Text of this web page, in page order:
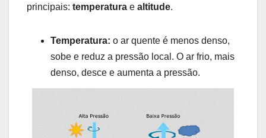
principais: temperatura e altitude.
Temperatura: o ar quente é menos denso,
sobe e reduz a pressão local. O ar frio, mais
denso, desce e aumenta a pressão.